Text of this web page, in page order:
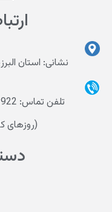
نشانی: استان البرز،
تلفن تماس: 02636551922 و 02636544875
(روزهای